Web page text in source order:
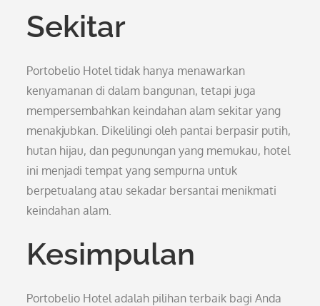
Sekitar
Portobelio Hotel tidak hanya menawarkan
kenyamanan di dalam bangunan, tetapi juga
mempersembahkan keindahan alam sekitar yang
menakjubkan. Dikelilingi oleh pantai berpasir putih,
hutan hijau, dan pegunungan yang memukau, hotel
ini menjadi tempat yang sempurna untuk
berpetualang atau sekadar bersantai menikmati
keindahan alam.
Kesimpulan
Portobelio Hotel adalah pilihan terbaik bagi Anda